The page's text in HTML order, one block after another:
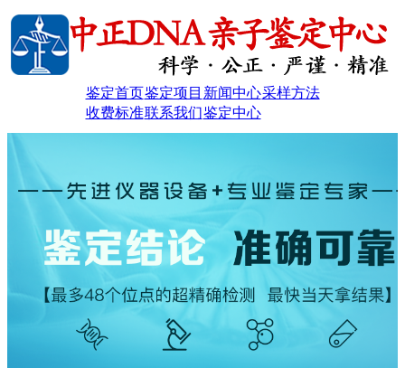
鉴定首页鉴定项目 新闻中心采样方法
收费标准联系我们鉴定中心